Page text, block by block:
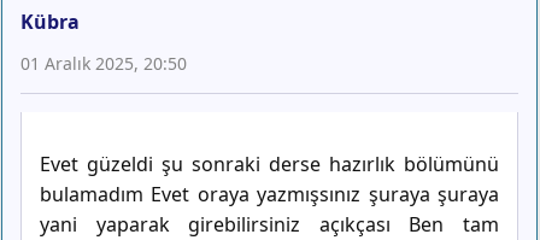
Kübra
01 Aralık 2025, 20:50
Evet güzeldi şu sonraki derse hazırlık bölümünü
bulamadım Evet oraya yazmışsınız şuraya şuraya
yani yaparak girebilirsiniz açıkçası Ben tam